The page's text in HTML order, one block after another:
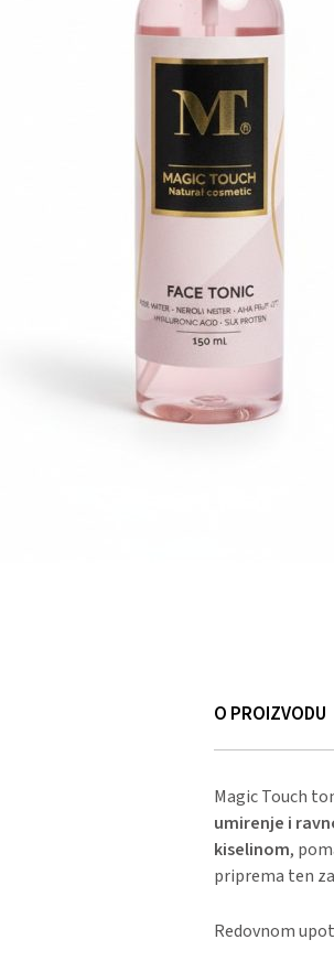
O PROIZVODU
Magic Touch
umirenje i
kiselinom,
priprema ten
Redovnom